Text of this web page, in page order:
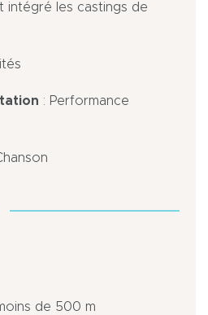
intégré les castings de
: Performance
de 500 m